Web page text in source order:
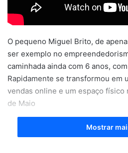
O pequeno Miguel Brito, de
ser exemplo no
caminhada ainda com 6 anos,
Rapidamente se transformou em
vendas online e um espaço físico
de Maio
Mostrar